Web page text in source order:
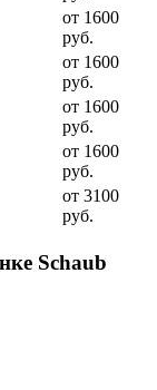
от 1600
руб.
от 1600
руб.
от 1600
руб.
от 1600
руб.
от 3100
руб.
Schaub